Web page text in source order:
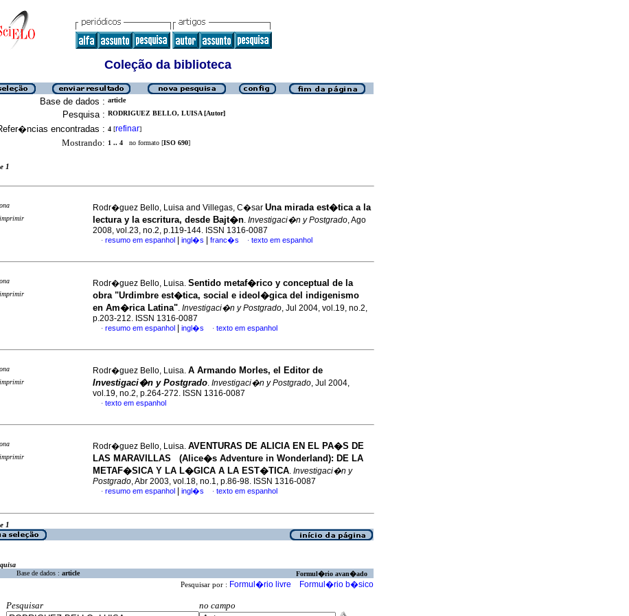
Coleção da biblioteca
Base de dados : article
Pesquisa : RODRIGUEZ BELLO, LUISA [Autor]
encontradas : 4 [refinar]
Mostrando: 1 .. 4 no formato [ISO 690]
1
Rodr�guez Bello, Luisa and Villegas, C�sar Una mirada est�tica a la
lectura y la escritura, desde Bajt�n. Investigaci�n y Postgrado, Ago
2008, vol.23, no.2, p.119-144. ISSN 1316-0087
· resumo em espanhol ingl�s franc�s · texto em espanhol
Rodr�guez Bello, Luisa. Sentido metaf�rico y conceptual de la
obra "Urdimbre est�tica, social e ideol�gica del indigenismo
en Am�rica Latina". Investigaci�n y Postgrado, Jul 2004, vol.19, no.2,
p.203-212. ISSN 1316-0087
· resumo em espanhol ingl�s · texto em espanhol
Rodr�guez Bello, Luisa. A Armando Morles, el Editor de
Investigaci�n y Postgrado. Investigaci�n y Postgrado, Jul 2004,
vol.19, no.2, p.264-272. ISSN 1316-0087
· texto em espanhol
Rodr�guez Bello, Luisa. AVENTURAS DE ALICIA EN EL PA�S DE
LAS MARAVILLAS (Alice�s Adventure in Wonderland): DE LA
METAF�SICA Y LA L�GICA A LA EST�TICA. Investigaci�n y
Postgrado, Abr 2003, vol.18, no.1, p.86-98. ISSN 1316-0087
· resumo em espanhol ingl�s · texto em espanhol
1
Base de dados : article Formul�rio avan�ado
Pesquisar por : Formul�rio livre Formul�rio b�sico
Pesquisar
no campo